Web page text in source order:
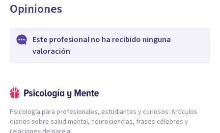
Opiniones
Este profesional no ha recibido ninguna
valoración
Psicología para profesionales, estudiantes y curiosos. Artículos
diarios sobre salud mental, neurociencias, frases célebres y